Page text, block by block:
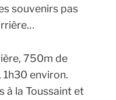
souvenirs pas
750m de
environ.
à la Toussaint et